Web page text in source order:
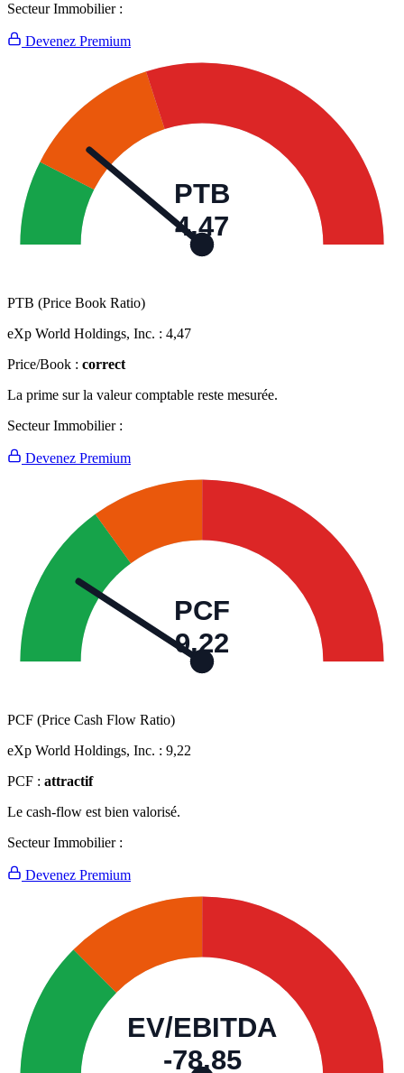
Secteur Immobilier :
Devenez Premium
PTB
4,47
PTB (Price Book Ratio)
eXp World Holdings, Inc. : 4,47
Price/Book : correct
La prime sur la valeur comptable reste mesurée.
Secteur Immobilier :
Devenez Premium
PCF
9,22
PCF (Price Cash Flow Ratio)
eXp World Holdings, Inc. : 9,22
PCF : attractif
Le cash-flow est bien valorisé.
Secteur Immobilier :
Devenez Premium
EV/EBITDA
-78,85